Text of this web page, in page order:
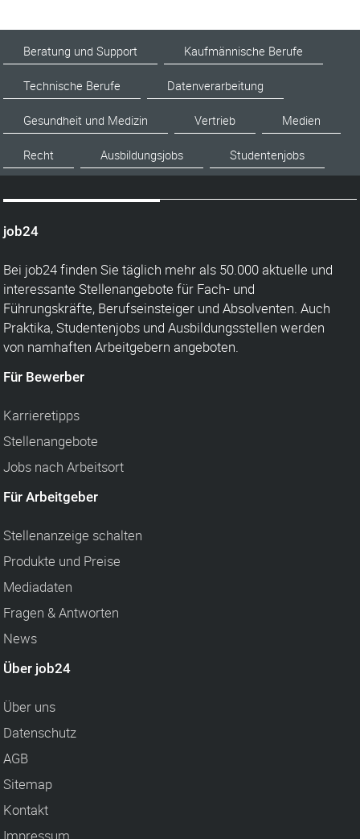
Beratung und Support Kaufmännische Berufe
Technische Berufe Datenverarbeitung
Gesundheit und Medizin Vertrieb Medien
Recht Ausbildungsjobs Studentenjobs
job24
Bei job24 finden Sie täglich mehr als 50.000 aktuelle und
interessante Stellenangebote für Fach- und
Führungskräfte, Berufseinsteiger und Absolventen. Auch
Praktika, Studentenjobs und Ausbildungsstellen werden
von namhaften Arbeitgebern angeboten.
Für Bewerber
Karrieretipps
Stellenangebote
Jobs nach Arbeitsort
Für Arbeitgeber
Stellenanzeige schalten
Produkte und Preise
Mediadaten
Fragen & Antworten
News
Über job24
Über uns
Datenschutz
AGB
Sitemap
Kontakt